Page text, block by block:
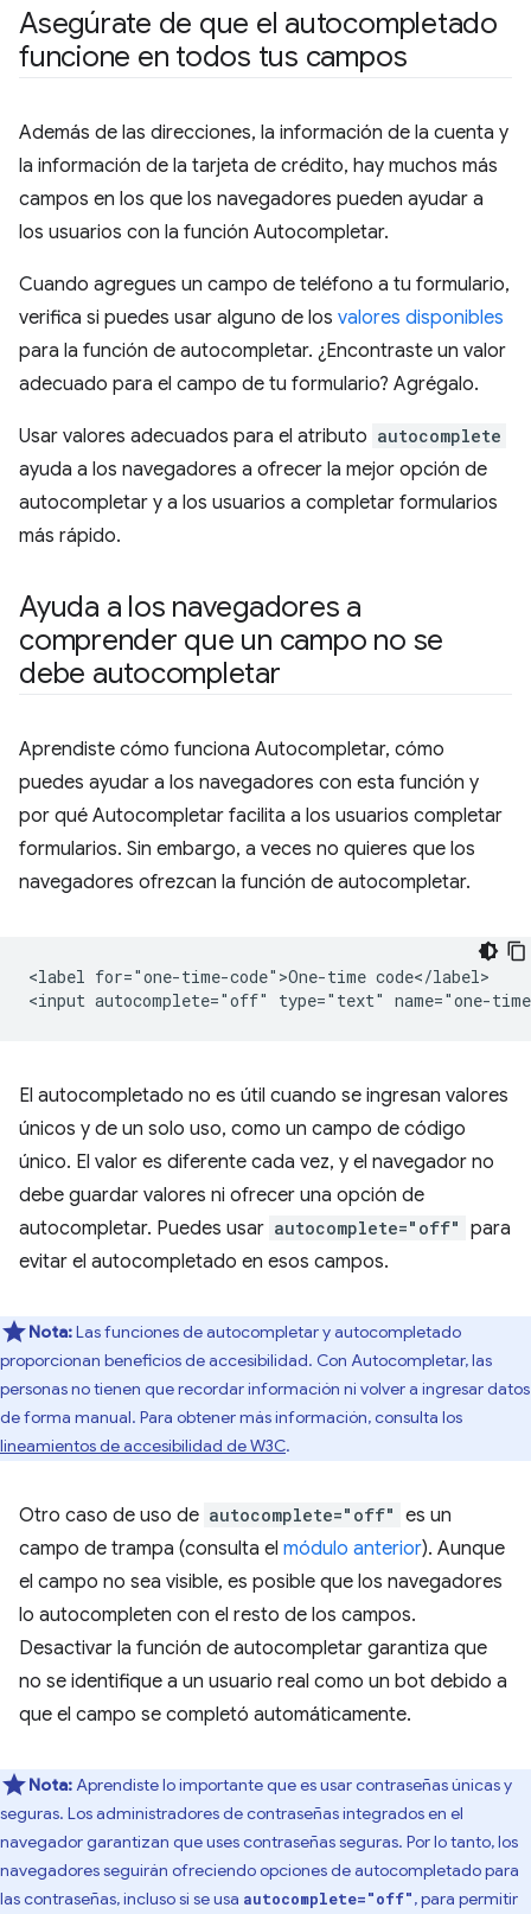
Asegúrate de que el autocompletado
funcione en todos tus campos
Además de las direcciones, la información de la cuenta y
la información de la tarjeta de crédito, hay muchos más
campos en los que los navegadores pueden ayudar a
los usuarios con la función Autocompletar.
Cuando agregues un campo de teléfono a tu formulario,
verifica si puedes usar alguno de los valores disponibles
para la función de autocompletar. ¿Encontraste un valor
adecuado para el campo de tu formulario? Agrégalo.
Usar valores adecuados para el atributo autocomplete
ayuda a los navegadores a ofrecer la mejor opción de
autocompletar y a los usuarios a completar formularios
más rápido.
Ayuda a los navegadores a
comprender que un campo no se
debe autocompletar
Aprendiste cómo funciona Autocompletar, cómo
puedes ayudar a los navegadores con esta función y
por qué Autocompletar facilita a los usuarios completar
formularios. Sin embargo, a veces no quieres que los
navegadores ofrezcan la función de autocompletar.
<label for="one-time-code">One-time code</label>
El autocompletado no es útil cuando se ingresan valores
únicos y de un solo uso, como un campo de código
único. El valor es diferente cada vez, y el navegador no
debe guardar valores ni ofrecer una opción de
autocompletar. Puedes usar autocomplete="off" para
evitar el autocompletado en esos campos.
Nota:Las funciones de autocompletar y autocompletado
proporcionan beneficios de accesibilidad. Con Autocompletar, las
personas no tienen que recordar información ni volver a ingresar datos
de forma manual. Para obtener más información, consulta los
lineamientos de accesibilidad de W3C.
Otro caso de uso de autocomplete="off" es un
campo de trampa (consulta el módulo anterior). Aunque
el campo no sea visible, es posible que los navegadores
lo autocompleten con el resto de los campos.
Desactivar la función de autocompletar garantiza que
no se identifique a un usuario real como un bot debido a
que el campo se completó automáticamente.
Nota:Aprendiste lo importante que es usar contraseñas únicas y
seguras. Los administradores de contraseñas integrados en el
navegador garantizan que uses contraseñas seguras. Por lo tanto, los
navegadores seguirán ofreciendo opciones de autocompletado para
las contraseñas, incluso si se usa autocomplete="off", para permitir